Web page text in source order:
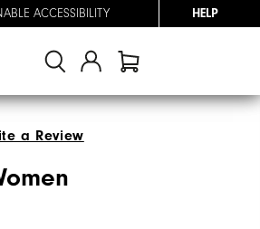
ACCESSIBILITY HELP
a Review